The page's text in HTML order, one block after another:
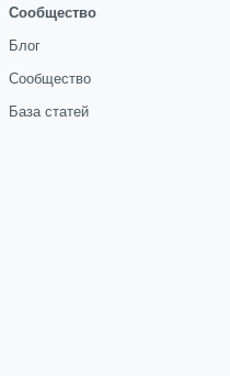
Сообщество
Блог
Сообщество
База статей